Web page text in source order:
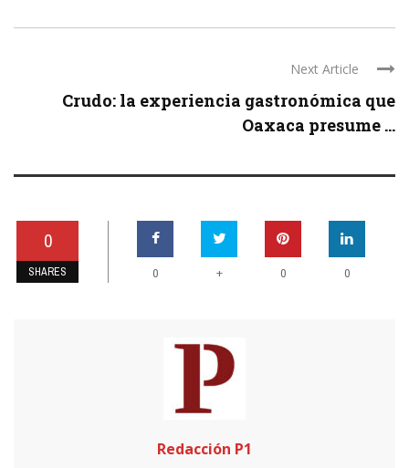
Next Article
Crudo: la experiencia gastronómica que
Oaxaca presume ...
0
SHARES 0 + 0 0
Redacción P1